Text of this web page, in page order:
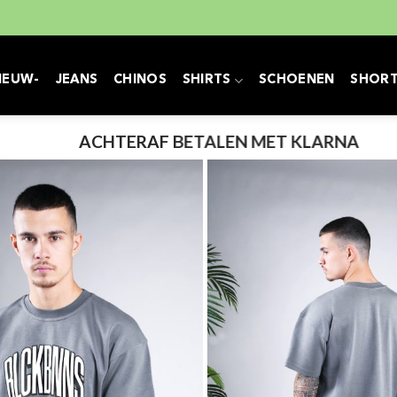
JEANS CHINOS SHIRTS SCHOENEN
ACHTERAF BETALEN MET KLARNA